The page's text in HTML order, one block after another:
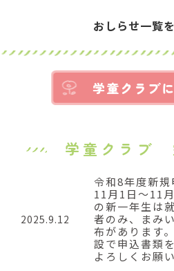
おしらせ一覧
学童クラブ
学童クラブ
2025.9.12
令和8年度新
11月1日～11
の新一年生は
者のみ、まみ
布があります
設で申込書類
よろしくお願